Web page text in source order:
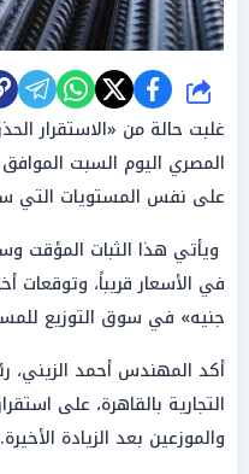
شارك
غلبت حالة من «الاستقرار
على نفس المستويات التي
ويأتي هذا الثبات
جنيه» في سوق التوزيع
أكد المهندس أحمد الزيني،
التجارية بالقاهرة، على
والموزعين بعد الزيادة الأخيرة.